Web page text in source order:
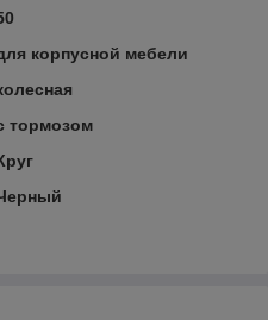
корпусной мебели
тормозом